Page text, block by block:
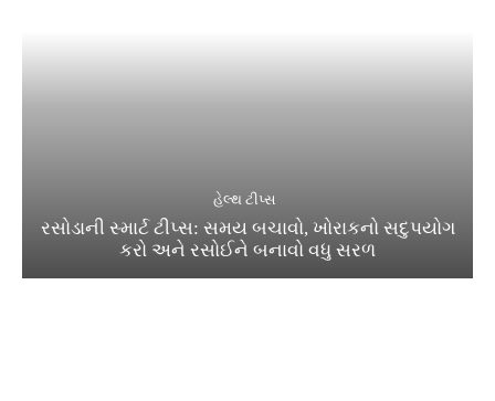
હેલ્થ ટીપ્સ
રસોડાની સ્માર્ટ ટીપ્સ: સમય બચાવો, ખોરાકનો સદુપયોગ
કરો અને રસોઈને બનાવો વધુ સરળ